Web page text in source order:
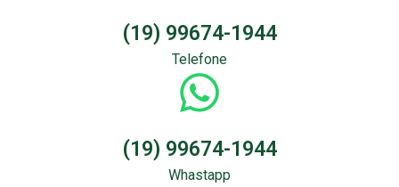
(19) 99674-1944
Telefone
(19) 99674-1944
Whastapp